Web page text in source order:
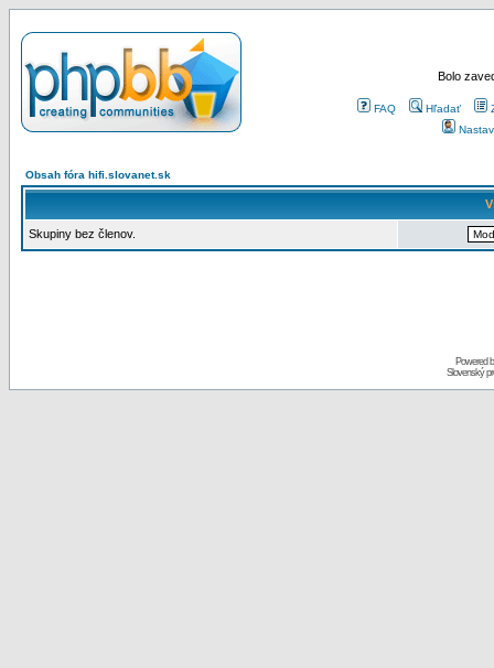
Bolo
FAQ Hľadať
Obsah fóra hifi.slovanet.sk
Skupiny bez členov.
Powered
Slovenský